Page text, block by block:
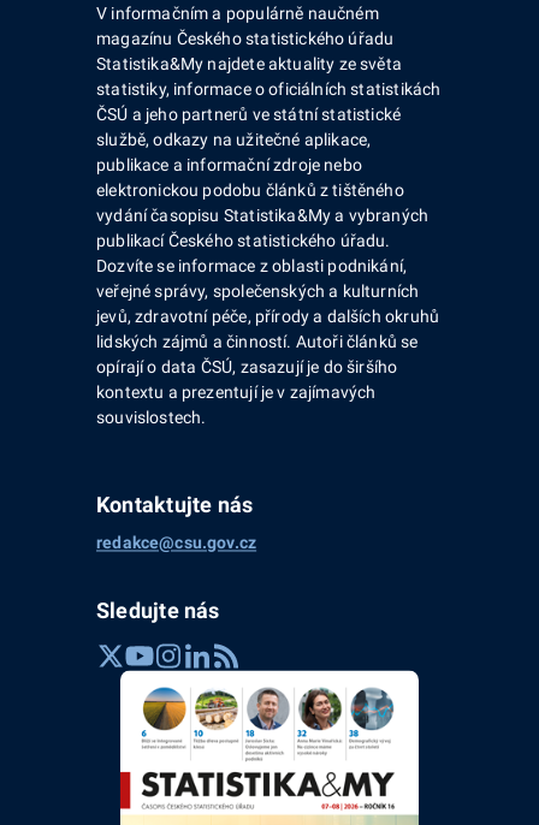
V informačním a populárně naučném
magazínu Českého statistického úřadu
Statistika&My najdete aktuality ze světa
statistiky, informace o oficiálních statistikách
ČSÚ a jeho partnerů ve státní statistické
službě, odkazy na užitečné aplikace,
publikace a informační zdroje nebo
elektronickou podobu článků z tištěného
vydání časopisu Statistika&My a vybraných
publikací Českého statistického úřadu.
Dozvíte se informace z oblasti podnikání,
veřejné správy, společenských a kulturních
jevů, zdravotní péče, přírody a dalších okruhů
lidských zájmů a činností. Autoři článků se
opírají o data ČSÚ, zasazují je do širšího
kontextu a prezentují je v zajímavých
souvislostech.
Kontaktujte nás
redakce@csu.gov.cz
Sledujte nás